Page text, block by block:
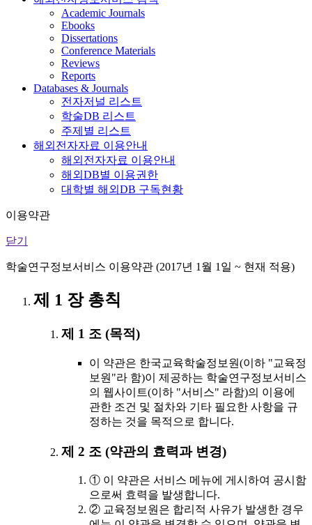
Academic Journals
Ebooks
Dissertations
Conference Materials
Reviews
Reports
Databases & Journals
전자저널 리스트
학술DB 리스트
주제별 리스트
해외전자자료 이용안내
해외전자자료 이용안내
해외DB별 이용권한
대학별 해외DB 구독현황
이용약관
닫기
학술연구정보서비스 이용약관 (2017년 1월 1일 ~ 현재 적용)
제 1 장 총칙
제 1 조 (목적)
이 약관은 한국교육학술정보원(이하 "교육정
보원"라 함)이 제공하는 학술연구정보서비스
의 웹사이트(이하 "서비스" 라함)의 이용에
관한 조건 및 절차와 기타 필요한 사항을 규
정하는 것을 목적으로 합니다.
제 2 조 (약관의 효력과 변경)
① 이 약관은 서비스 메뉴에 게시하여 공시함
으로써 효력을 발생합니다.
② 교육정보원은 합리적 사유가 발생한 경우